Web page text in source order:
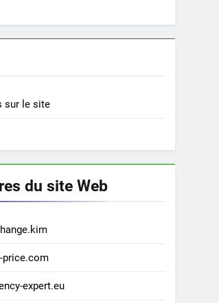
sur le site
du site Web
price.com
expert.eu